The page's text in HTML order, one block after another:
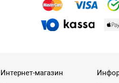
Интернет-магазин